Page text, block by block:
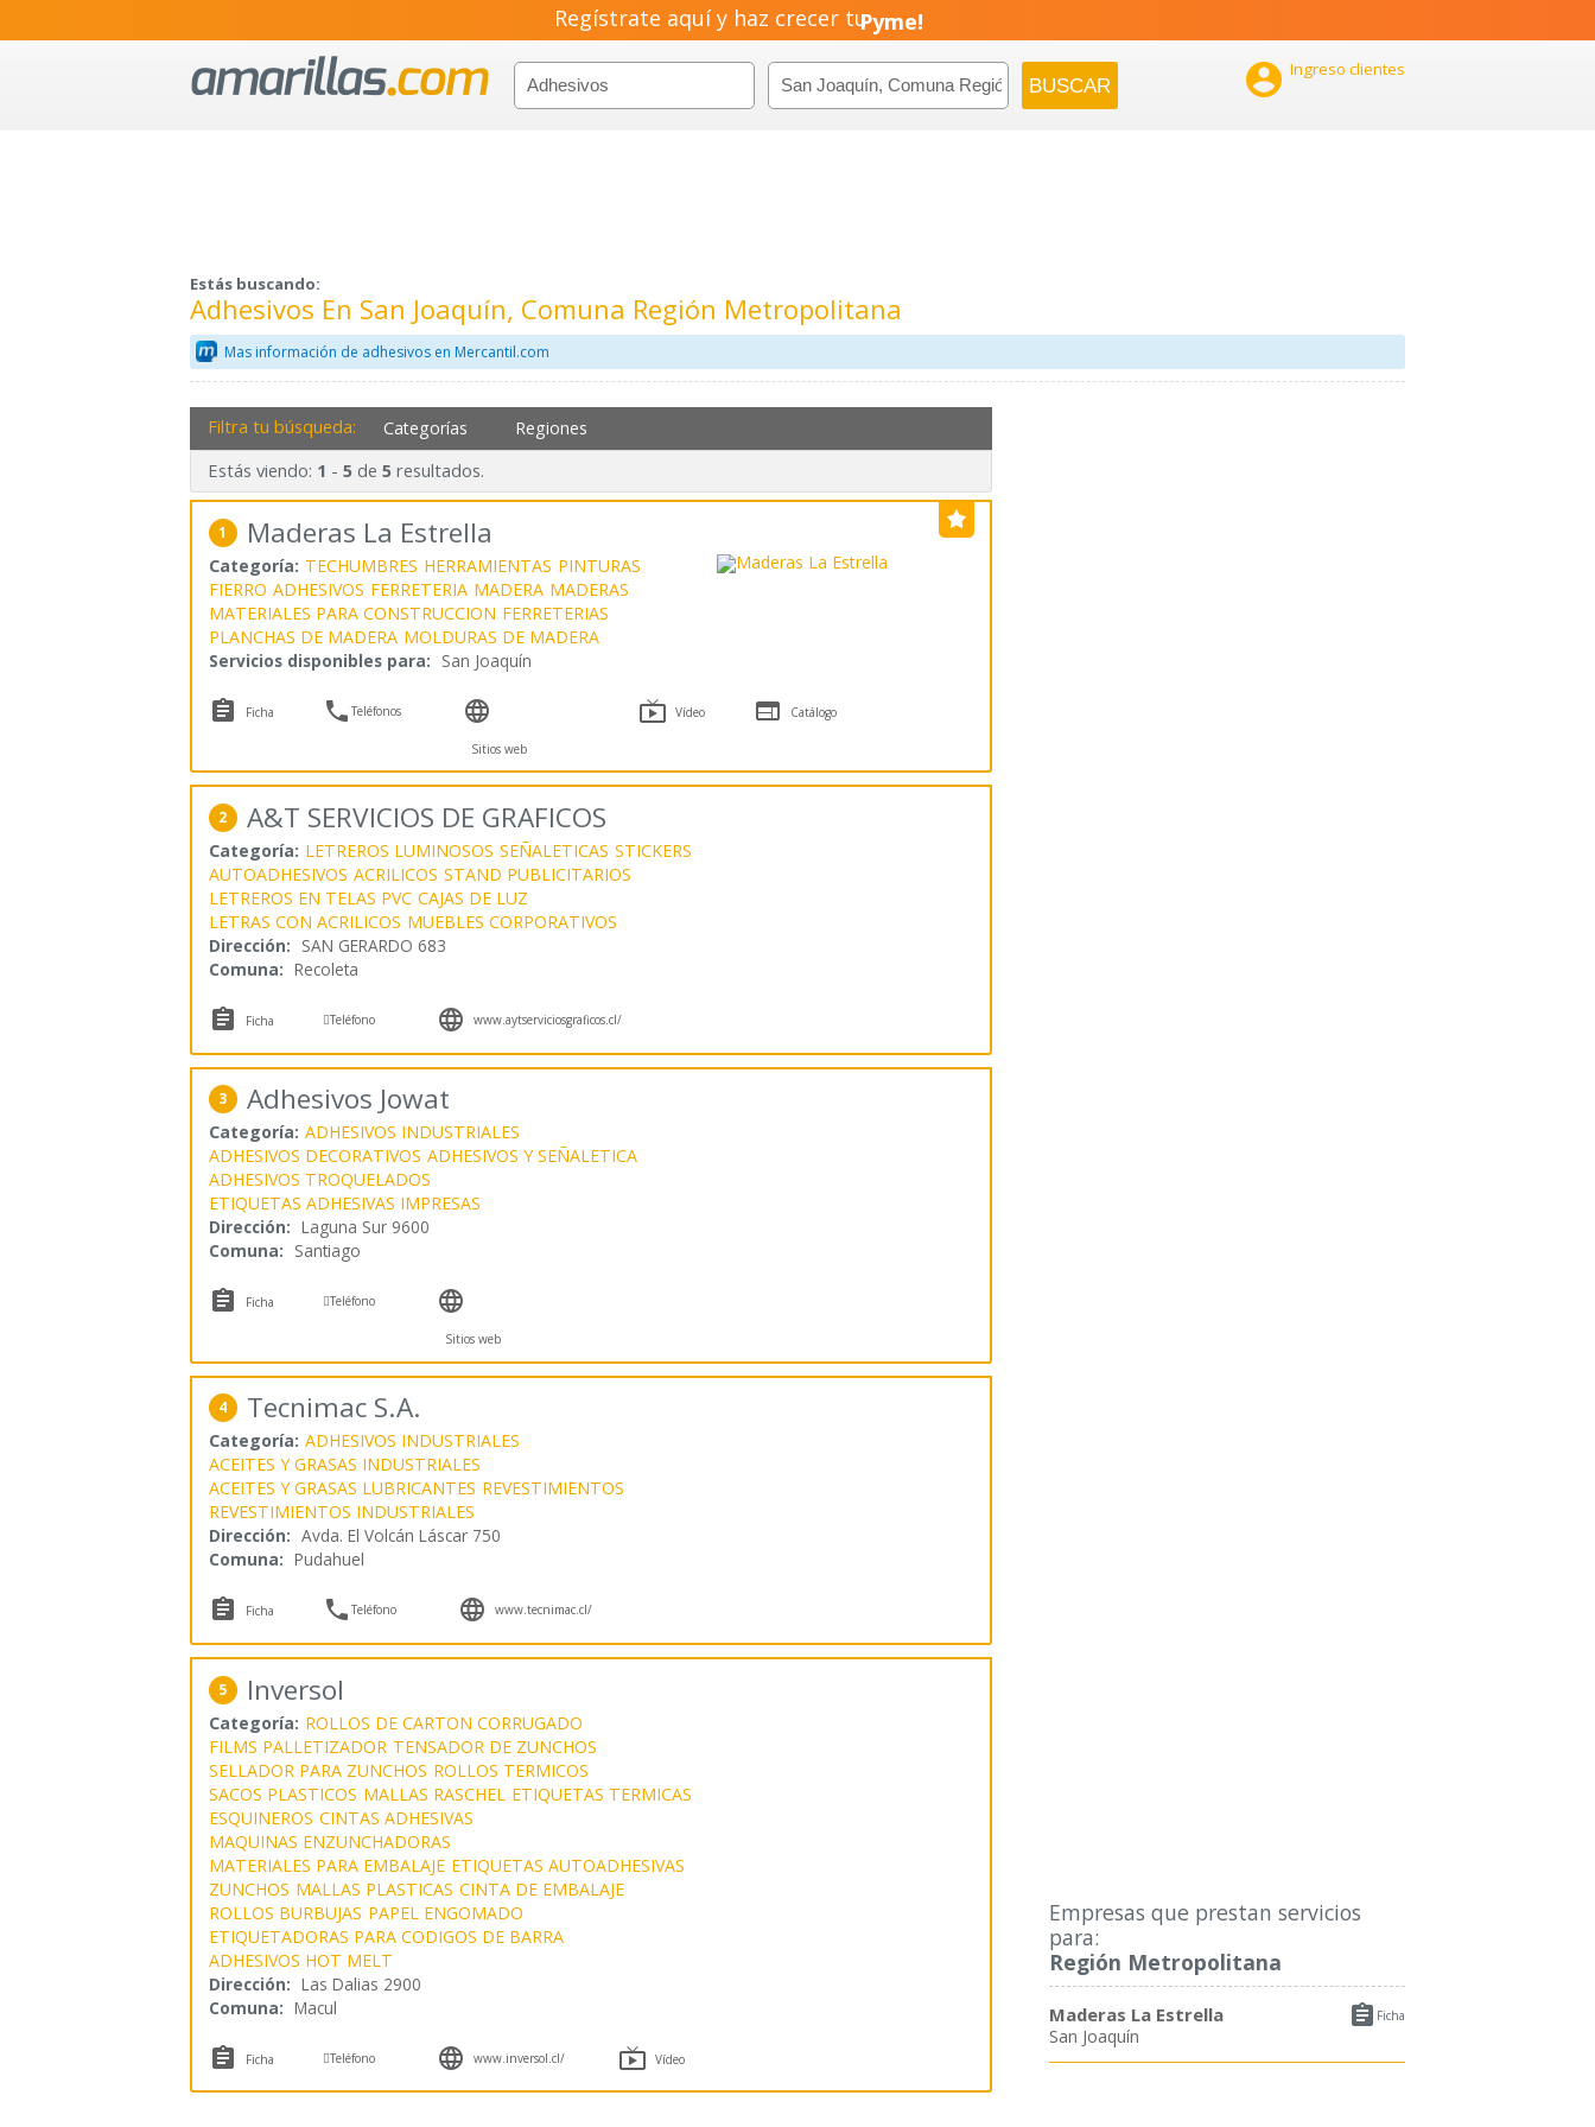
Regístrate aquí y haz crecer tuNegocio!
Pyme!
Emprendimiento!
 Ingreso clientes
Estás buscando:
Adhesivos En San Joaquín, Comuna Región Metropolitana
Mas información de adhesivos en Mercantil.com
Empresas que prestan servicios
para:
Región Metropolitana
 Ficha
Maderas La Estrella
San Joaquín
Filtra tu búsqueda: Categorías Regiones
Estás viendo: 1 - 5 de 5 resultados.
1 Maderas La Estrella
Categoría: TECHUMBRES HERRAMIENTAS PINTURAS
FIERRO ADHESIVOS FERRETERIA MADERA MADERAS
MATERIALES PARA CONSTRUCCION FERRETERIAS
PLANCHAS DE MADERA MOLDURAS DE MADERA
Servicios disponibles para: San Joaquín
 Ficha Teléfonos 
Sitios web
 Vídeo  Catálogo
2 A&T SERVICIOS DE GRAFICOS
Categoría: LETREROS LUMINOSOS SEÑALETICAS STICKERS
AUTOADHESIVOS ACRILICOS STAND PUBLICITARIOS
LETREROS EN TELAS PVC CAJAS DE LUZ
LETRAS CON ACRILICOS MUEBLES CORPORATIVOS
Dirección: SAN GERARDO 683
Comuna: Recoleta
 Ficha Teléfono  www.aytserviciosgraficos.cl/
3 Adhesivos Jowat
Categoría: ADHESIVOS INDUSTRIALES
ADHESIVOS DECORATIVOS ADHESIVOS Y SEÑALETICA
ADHESIVOS TROQUELADOS
ETIQUETAS ADHESIVAS IMPRESAS
Dirección: Laguna Sur 9600
Comuna: Santiago
 Ficha Teléfono 
Sitios web
4 Tecnimac S.A.
Categoría: ADHESIVOS INDUSTRIALES
ACEITES Y GRASAS INDUSTRIALES
ACEITES Y GRASAS LUBRICANTES REVESTIMIENTOS
REVESTIMIENTOS INDUSTRIALES
Dirección: Avda. El Volcán Láscar 750
Comuna: Pudahuel
 Ficha Teléfono  www.tecnimac.cl/
5 Inversol
Categoría: ROLLOS DE CARTON CORRUGADO
FILMS PALLETIZADOR TENSADOR DE ZUNCHOS
SELLADOR PARA ZUNCHOS ROLLOS TERMICOS
SACOS PLASTICOS MALLAS RASCHEL ETIQUETAS TERMICAS
ESQUINEROS CINTAS ADHESIVAS
MAQUINAS ENZUNCHADORAS
MATERIALES PARA EMBALAJE ETIQUETAS AUTOADHESIVAS
ZUNCHOS MALLAS PLASTICAS CINTA DE EMBALAJE
ROLLOS BURBUJAS PAPEL ENGOMADO
ETIQUETADORAS PARA CODIGOS DE BARRA
ADHESIVOS HOT MELT
Dirección: Las Dalias 2900
Comuna: Macul
 Ficha Teléfono  www.inversol.cl/  Vídeo